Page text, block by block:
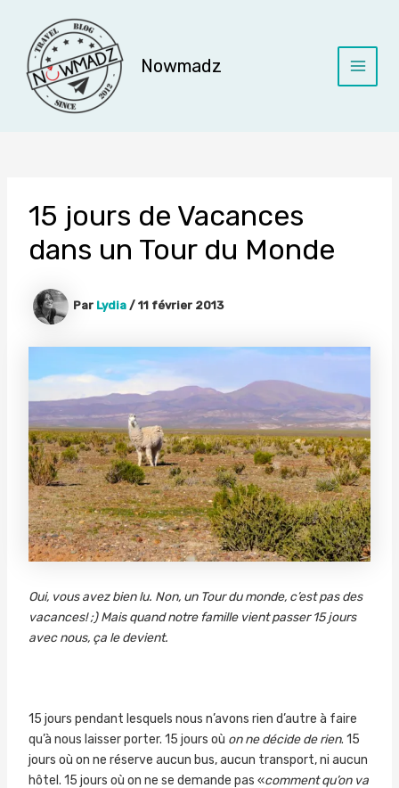
contenu
Nowmadz
Main
15 jours de Vacances
dans un Tour du Monde
Par Lydia / 11 février 2013
Oui, vous avez bien lu. Non, un Tour du monde, c’est pas des
vacances! ;) Mais quand notre famille vient passer 15 jours
avec nous, ça le devient.
15 jours pendant lesquels nous n’avons rien d’autre à faire
qu’à nous laisser porter. 15 jours où on ne décide de rien. 15
jours où on ne réserve aucun bus, aucun transport, ni aucun
hôtel. 15 jours où on ne se demande pas «comment qu’on va